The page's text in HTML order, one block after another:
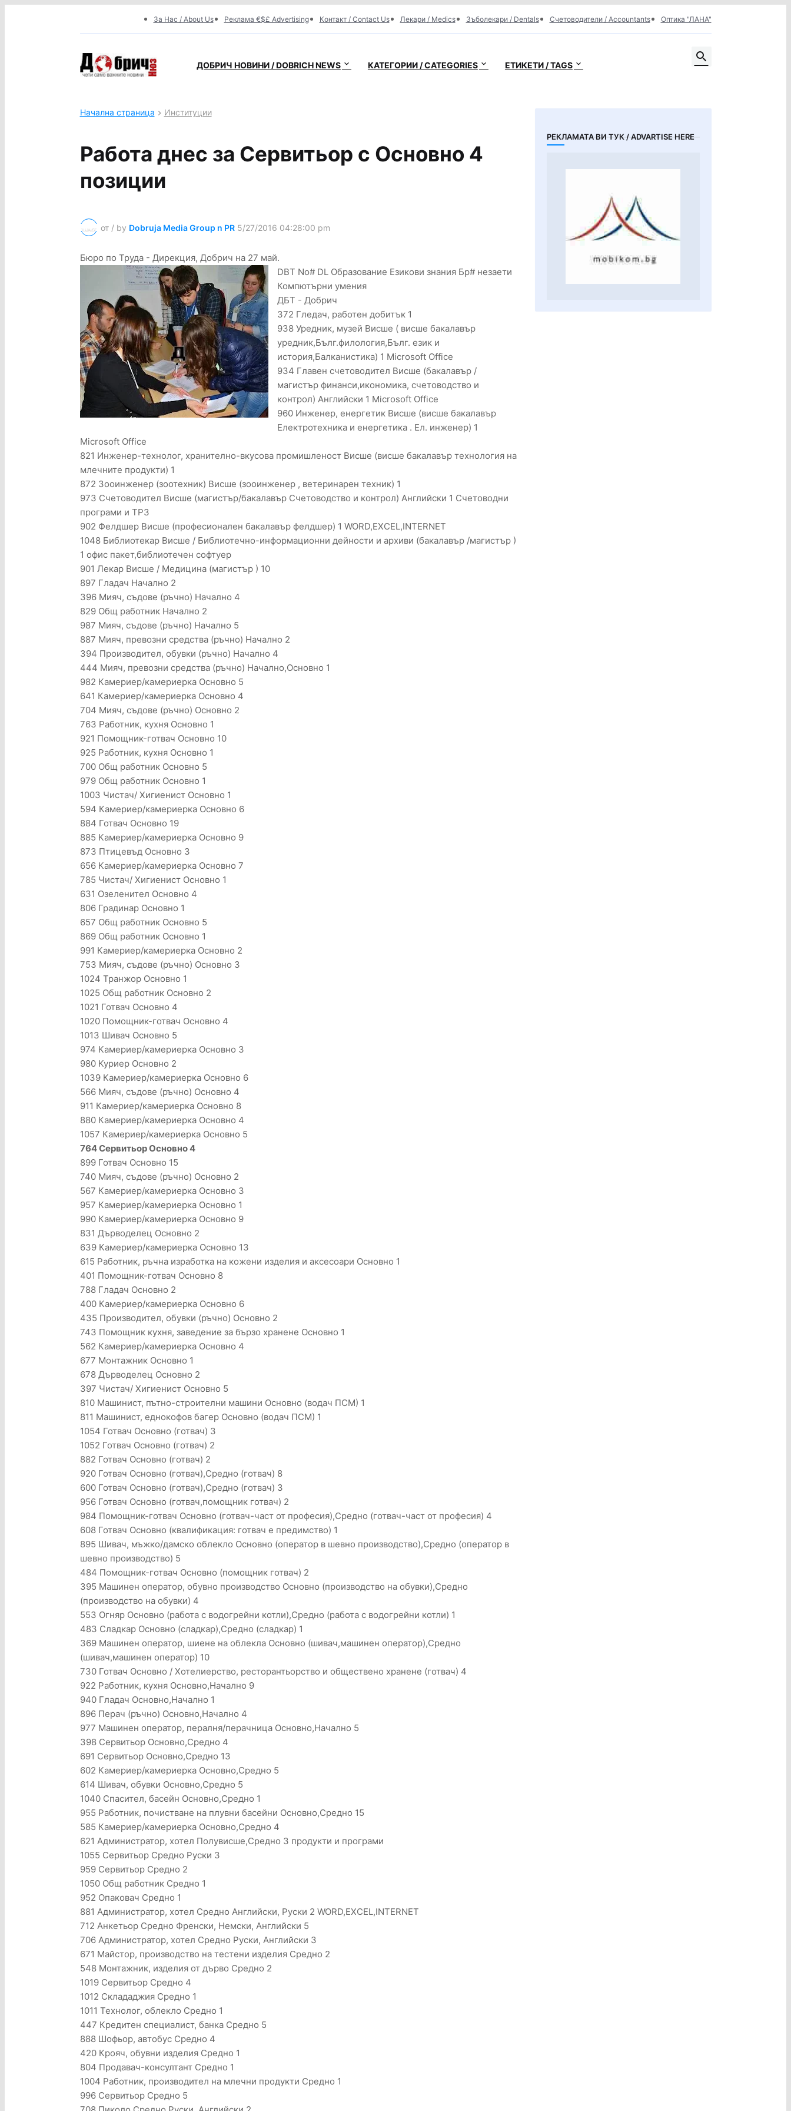
За Нас / About Us Реклама €$£ Advertising Контакт / Contact Us Лекари / Medics Зъболекари / Dentals Счетоводители / Accountants Оптика "ЛАНА"
ДОБРИЧ НОВИНИ / DOBRICH NEWS КАТЕГОРИИ / CATEGORIES ЕТИКЕТИ / TAGS
Начална страница Институции
Работа днес за Сервитьор с Основно 4
позиции
от / by Dobruja Media Group n PR 5/27/2016 04:28:00 pm
Бюро по Труда - Дирекция, Добрич на 27 май.
DBT No# DL Образование Езикови знания Бр# незаети
Компютърни умения
ДБТ - Добрич
372 Гледач, работен добитък 1
938 Уредник, музей Висше ( висше бакалавър
уредник,Бълг.филология,Бълг. език и
история,Балканистика) 1 Microsoft Office
934 Главен счетоводител Висше (бакалавър /
магистър финанси,икономика, счетоводство и
контрол) Английски 1 Microsoft Office
960 Инженер, енергетик Висше (висше бакалавър
Електротехника и енергетика . Ел. инженер) 1
Microsoft Office
821 Инженер-технолог, хранително-вкусова промишленост Висше (висше бакалавър технология на
млечните продукти) 1
872 Зооинженер (зоотехник) Висше (зооинженер , ветеринарен техник) 1
973 Счетоводител Висше (магистър/бакалавър Счетоводство и контрол) Английски 1 Счетоводни
програми и ТРЗ
902 Фелдшер Висше (професионален бакалавър фелдшер) 1 WORD,EXCEL,INTERNET
1048 Библиотекар Висше / Библиотечно-информационни дейности и архиви (бакалавър /магистър )
1 офис пакет,библиотечен софтуер
901 Лекар Висше / Медицина (магистър ) 10
897 Гладач Начално 2
396 Мияч, съдове (ръчно) Начално 4
829 Общ работник Начално 2
987 Мияч, съдове (ръчно) Начално 5
887 Мияч, превозни средства (ръчно) Начално 2
394 Производител, обувки (ръчно) Начално 4
444 Мияч, превозни средства (ръчно) Начално,Основно 1
982 Камериер/камериерка Основно 5
641 Камериер/камериерка Основно 4
704 Мияч, съдове (ръчно) Основно 2
763 Работник, кухня Основно 1
921 Помощник-готвач Основно 10
925 Работник, кухня Основно 1
700 Общ работник Основно 5
979 Общ работник Основно 1
1003 Чистач/ Хигиенист Основно 1
594 Камериер/камериерка Основно 6
884 Готвач Основно 19
885 Камериер/камериерка Основно 9
873 Птицевъд Основно 3
656 Камериер/камериерка Основно 7
785 Чистач/ Хигиенист Основно 1
631 Озеленител Основно 4
806 Градинар Основно 1
657 Общ работник Основно 5
869 Общ работник Основно 1
991 Камериер/камериерка Основно 2
753 Мияч, съдове (ръчно) Основно 3
1024 Транжор Основно 1
1025 Общ работник Основно 2
1021 Готвач Основно 4
1020 Помощник-готвач Основно 4
1013 Шивач Основно 5
974 Камериер/камериерка Основно 3
980 Куриер Основно 2
1039 Камериер/камериерка Основно 6
566 Мияч, съдове (ръчно) Основно 4
911 Камериер/камериерка Основно 8
880 Камериер/камериерка Основно 4
1057 Камериер/камериерка Основно 5
764 Сервитьор Основно 4
899 Готвач Основно 15
740 Мияч, съдове (ръчно) Основно 2
567 Камериер/камериерка Основно 3
957 Камериер/камериерка Основно 1
990 Камериер/камериерка Основно 9
831 Дърводелец Основно 2
639 Камериер/камериерка Основно 13
615 Работник, ръчна изработка на кожени изделия и аксесоари Основно 1
401 Помощник-готвач Основно 8
788 Гладач Основно 2
400 Камериер/камериерка Основно 6
435 Производител, обувки (ръчно) Основно 2
743 Помощник кухня, заведение за бързо хранене Основно 1
562 Камериер/камериерка Основно 4
677 Монтажник Основно 1
678 Дърводелец Основно 2
397 Чистач/ Хигиенист Основно 5
810 Машинист, пътно-строителни машини Основно (водач ПСМ) 1
811 Машинист, еднокофов багер Основно (водач ПСМ) 1
1054 Готвач Основно (готвач) 3
1052 Готвач Основно (готвач) 2
882 Готвач Основно (готвач) 2
920 Готвач Основно (готвач),Средно (готвач) 8
600 Готвач Основно (готвач),Средно (готвач) 3
956 Готвач Основно (готвач,помощник готвач) 2
984 Помощник-готвач Основно (готвач-част от професия),Средно (готвач-част от професия) 4
608 Готвач Основно (квалификация: готвач е предимство) 1
895 Шивач, мъжко/дамско облекло Основно (оператор в шевно производство),Средно (оператор в
шевно производство) 5
484 Помощник-готвач Основно (помощник готвач) 2
395 Машинен оператор, обувно производство Основно (производство на обувки),Средно
(производство на обувки) 4
553 Огняр Основно (работа с водогрейни котли),Средно (работа с водогрейни котли) 1
483 Сладкар Основно (сладкар),Средно (сладкар) 1
369 Машинен оператор, шиене на облекла Основно (шивач,машинен оператор),Средно
(шивач,машинен оператор) 10
730 Готвач Основно / Хотелиерство, ресторантьорство и обществено хранене (готвач) 4
922 Работник, кухня Основно,Начално 9
940 Гладач Основно,Начално 1
896 Перач (ръчно) Основно,Начално 4
977 Машинен оператор, пералня/перачница Основно,Начално 5
398 Сервитьор Основно,Средно 4
691 Сервитьор Основно,Средно 13
602 Камериер/камериерка Основно,Средно 5
614 Шивач, обувки Основно,Средно 5
1040 Спасител, басейн Основно,Средно 1
955 Работник, почистване на плувни басейни Основно,Средно 15
585 Камериер/камериерка Основно,Средно 4
621 Администратор, хотел Полувисше,Средно 3 продукти и програми
1055 Сервитьор Средно Руски 3
959 Сервитьор Средно 2
1050 Общ работник Средно 1
952 Опаковач Средно 1
881 Администратор, хотел Средно Английски, Руски 2 WORD,EXCEL,INTERNET
712 Анкетьор Средно Френски, Немски, Английски 5
706 Администратор, хотел Средно Руски, Английски 3
671 Майстор, производство на тестени изделия Средно 2
548 Монтажник, изделия от дърво Средно 2
1019 Сервитьор Средно 4
1012 Склададжия Средно 1
1011 Технолог, облекло Средно 1
447 Кредитен специалист, банка Средно 5
888 Шофьор, автобус Средно 4
420 Крояч, обувни изделия Средно 1
804 Продавач-консултант Средно 1
1004 Работник, производител на млечни продукти Средно 1
996 Сервитьор Средно 5
РЕКЛАМАТА ВИ ТУК / ADVARTISE HERE